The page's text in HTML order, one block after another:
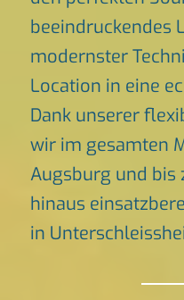
beeindruckendes
modernster
Location in eine
Dank unserer
wir im gesamten
Augsburg und bis
hinaus
in